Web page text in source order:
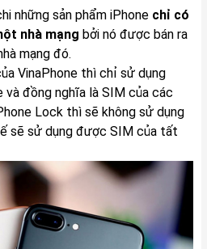
những sản phẩm iPhone chỉ có
nhà mạng bởi nó được bán ra
mạng đó.
VinaPhone thì chỉ sử dụng
đồng nghĩa là SIM của các
Lock thì sẽ không sử dụng
sẽ sử dụng được SIM của tất